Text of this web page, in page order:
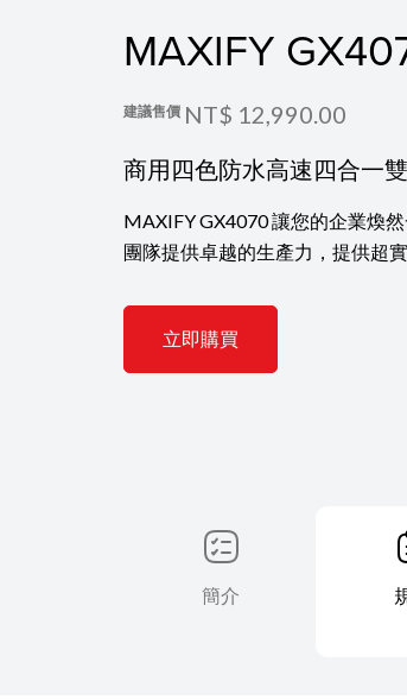
MAXIFY
建議售價 NT$ 12,990.00
商用四色防水高速四合一
MAXIFY GX4070 讓您的企業煥
團隊提供卓越的生產力，提供超
立即購買
簡介